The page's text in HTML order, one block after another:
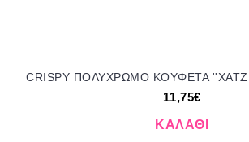
11,75€
ΚΑΛΆΘΙ